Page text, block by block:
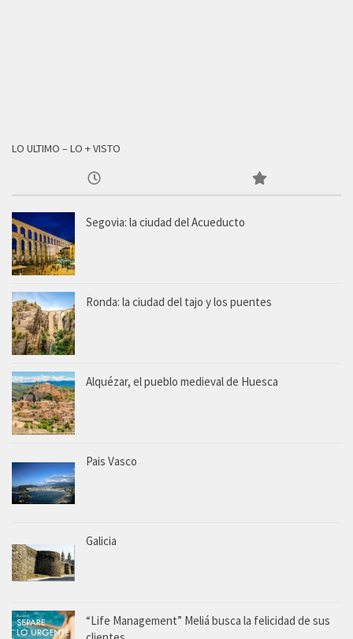
LO ULTIMO – LO + VISTO
Segovia: la ciudad del Acueducto
Ronda: la ciudad del tajo y los puentes
Alquézar, el pueblo medieval de Huesca
Pais Vasco
Galicia
“Life Management” Meliá busca la felicidad de sus